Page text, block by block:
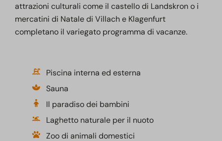
attrazioni culturali come il castello di Landskron o i
mercatini di Natale di Villach e Klagenfurt
completano il variegato programma di vacanze.
Piscina interna ed esterna
Sauna
Il paradiso dei bambini
Laghetto naturale per il nuoto
Zoo di animali domestici